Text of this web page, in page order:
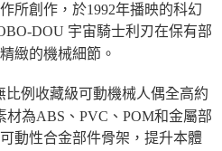
所創作，於1992年播映的科幻
DOU 宇宙騎士利刃在保有部
緻的機械細節。
例收藏級可動機械人偶全高約
材為ABS、PVC、POM和金屬部
動性合金部件骨架，提升本體